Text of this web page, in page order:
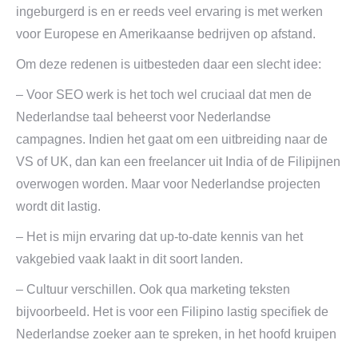
ingeburgerd is en er reeds veel ervaring is met werken
voor Europese en Amerikaanse bedrijven op afstand.
Om deze redenen is uitbesteden daar een slecht idee:
– Voor SEO werk is het toch wel cruciaal dat men de
Nederlandse taal beheerst voor Nederlandse
campagnes. Indien het gaat om een uitbreiding naar de
VS of UK, dan kan een freelancer uit India of de Filipijnen
overwogen worden. Maar voor Nederlandse projecten
wordt dit lastig.
– Het is mijn ervaring dat up-to-date kennis van het
vakgebied vaak laakt in dit soort landen.
– Cultuur verschillen. Ook qua marketing teksten
bijvoorbeeld. Het is voor een Filipino lastig specifiek de
Nederlandse zoeker aan te spreken, in het hoofd kruipen